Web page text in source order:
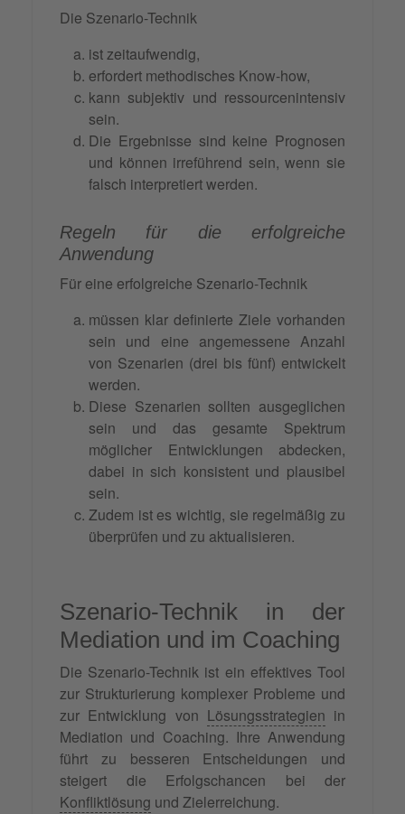
Die Szenario-Technik
ist zeitaufwendig,
erfordert methodisches Know-how,
kann subjektiv und ressourcenintensiv
sein.
Die Ergebnisse sind keine Prognosen
und können irreführend sein, wenn sie
falsch interpretiert werden.
Regeln für die erfolgreiche
Anwendung
Für eine erfolgreiche Szenario-Technik
müssen klar definierte Ziele vorhanden
sein und eine angemessene Anzahl
von Szenarien (drei bis fünf) entwickelt
werden.
Diese Szenarien sollten ausgeglichen
sein und das gesamte Spektrum
möglicher Entwicklungen abdecken,
dabei in sich konsistent und plausibel
sein.
Zudem ist es wichtig, sie regelmäßig zu
überprüfen und zu aktualisieren.
Szenario-Technik in der
Mediation und im Coaching
Die Szenario-Technik ist ein effektives Tool
zur Strukturierung komplexer Probleme und
zur Entwicklung von Lösungsstrategien in
Mediation und Coaching. Ihre Anwendung
führt zu besseren Entscheidungen und
steigert die Erfolgschancen bei der
Konfliktlösung und Zielerreichung.